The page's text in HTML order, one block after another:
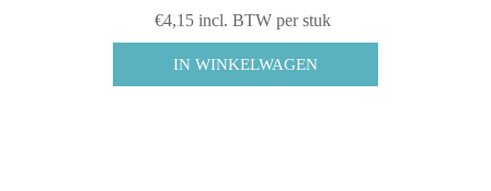
€4,15 incl. BTW per stuk